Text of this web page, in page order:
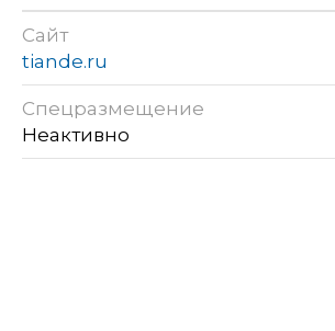
Сайт
tiande.ru
Спецразмещение
Неактивно